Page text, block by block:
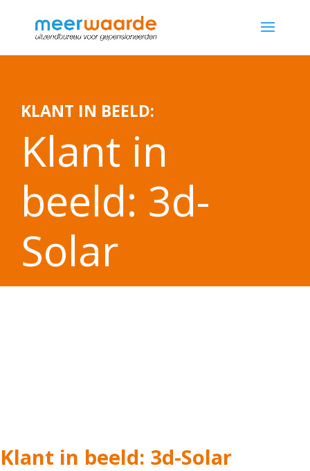
KLANT IN BEELD:
Klant in
beeld: 3d-
Solar
Klant in beeld: 3d-Solar